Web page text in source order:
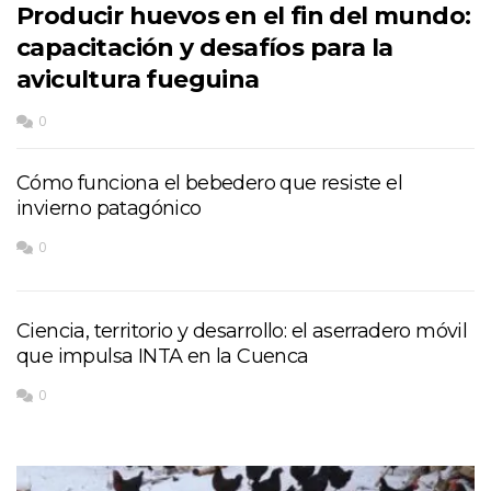
Producir huevos en el fin del mundo:
capacitación y desafíos para la
avicultura fueguina
0
Cómo funciona el bebedero que resiste el
invierno patagónico
0
Ciencia, territorio y desarrollo: el aserradero móvil
que impulsa INTA en la Cuenca
0